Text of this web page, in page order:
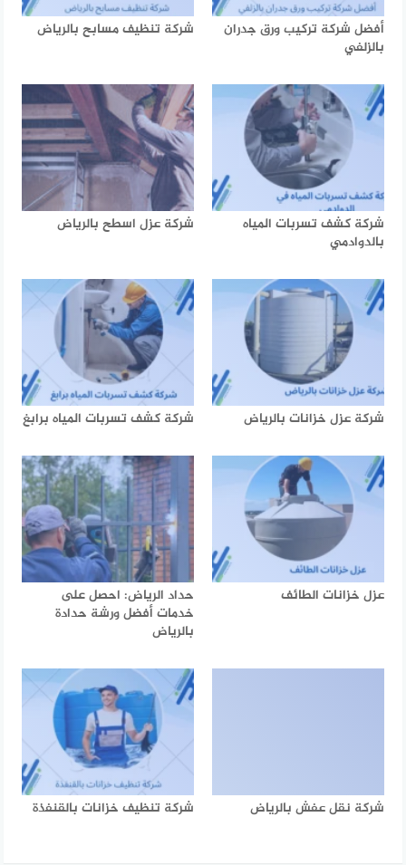
أفضل شركة تركيب ورق جدران
بالزلفي
شركة تنظيف مسابح بالرياض
شركة كشف تسربات المياه
بالدوادمي
شركة عزل اسطح بالرياض
شركة عزل خزانات بالرياض شركة كشف تسربات المياه برابغ
عزل خزانات الطائف
حداد الرياض: احصل على
خدمات أفضل ورشة حدادة
بالرياض
شركة نقل عفش بالرياض شركة تنظيف خزانات بالقنفذة